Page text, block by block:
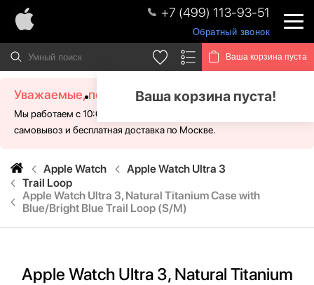
+7 (499) 113-93-51
Обратный звонок
Ваша корзина пуста
Ваша корзина пуста!
Уважаемые, посетители!
Мы работаем с 10:00 - 21:00 без выходных. Для Вас доступен
самовывоз и бесплатная доставка по Москве.
Apple Watch
Apple Watch Ultra 3
Trail Loop
Apple Watch Ultra 3, Natural Titanium Case with
Blue/Bright Blue Trail Loop (S/M)
Apple Watch Ultra 3, Natural Titanium